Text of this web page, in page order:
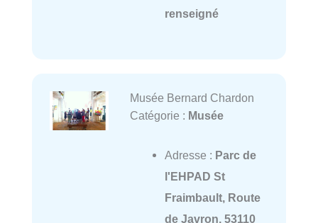
renseigné
Musée Bernard Chardon
Catégorie : Musée
Adresse : Parc de
l'EHPAD St
Fraimbault, Route
de Javron, 53110